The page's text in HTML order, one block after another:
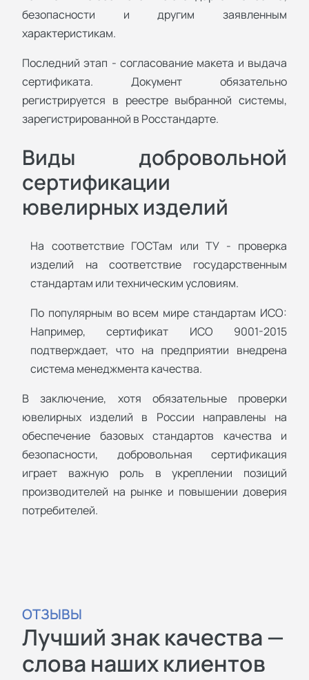
безопасности и другим заявленным
характеристикам.
Последний этап - согласование макета и выдача
сертификата. Документ обязательно
регистрируется в реестре выбранной системы,
зарегистрированной в Росстандарте.
Виды добровольной
сертификации
ювелирных изделий
На соответствие ГОСТам или ТУ - проверка
изделий на соответствие государственным
стандартам или техническим условиям.
По популярным во всем мире стандартам ИСО:
Например, сертификат ИСО 9001-2015
подтверждает, что на предприятии внедрена
система менеджмента качества.
В заключение, хотя обязательные проверки
ювелирных изделий в России направлены на
обеспечение базовых стандартов качества и
безопасности, добровольная сертификация
играет важную роль в укреплении позиций
производителей на рынке и повышении доверия
потребителей.
ОТЗЫВЫ
Лучший знак качества —
слова наших клиентов